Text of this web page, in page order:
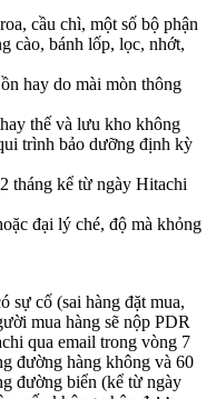
cầu chì, một số bộ phận
cào, bánh lốp, lọc, nhớt,
hay do mài mòn thông
thế và lưu kho không
trình bảo dưỡng định kỳ
tháng kể từ ngày Hitachi
đại lý ché, độ mà khỏng
sự cố (sai hàng đặt mua,
mua hàng sẽ nộp PDR
qua email trong vòng 7
đường hàng không và 60
đường biển (kể từ ngày